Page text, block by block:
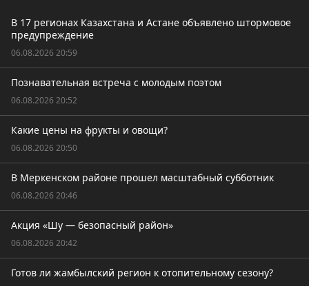
В 17 регионах Казахстана и Астане объявлено штормовое
предупреждение
06.08.2026 20:59
Познавательная встреча с молодым поэтом
06.08.2026 20:52
Какие цены на фрукты и овощи?
06.08.2026 20:50
В Меркенском районе прошел масштабный субботник
06.08.2026 20:46
Акция «Шу — безопасный район»
06.08.2026 20:42
Готов ли жамбылский регион к отопительному сезону?